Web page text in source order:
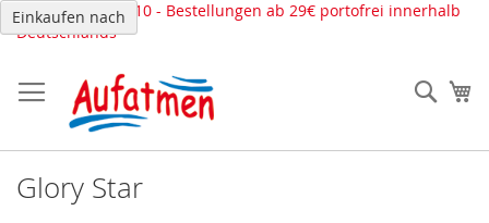
Direkt
zum
Tel.: 02261-639110 - Bestellungen ab 29€ portofrei innerhalb
Deutschlands
Glory Star
Einkaufen nach